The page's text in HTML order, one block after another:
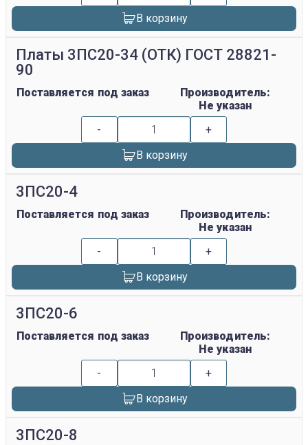
В корзину
Платы 3ПС20-34 (ОТК) ГОСТ 28821-
90
Поставляется под заказ
Производитель:
Не указан
-
+
В корзину
3ПС20-4
Поставляется под заказ
Производитель:
Не указан
-
+
В корзину
3ПС20-6
Поставляется под заказ
Производитель:
Не указан
-
+
В корзину
3ПС20-8